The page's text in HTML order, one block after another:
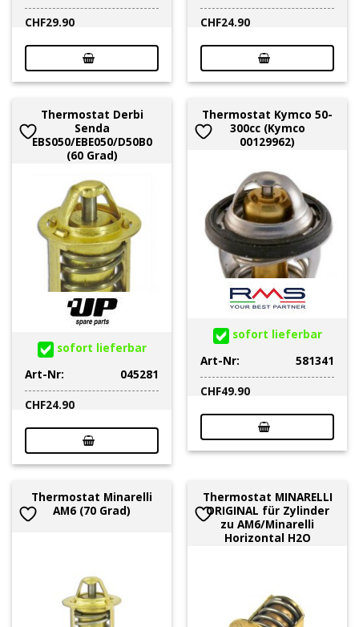
CHF29.90
CHF24.90
Thermostat Derbi
Senda
EBS050/EBE050/D50B0
(60 Grad)
sofort lieferbar
Art-Nr:
045281
CHF24.90
Thermostat Kymco 50-
300cc (Kymco
00129962)
sofort lieferbar
Art-Nr:
581341
CHF49.90
Thermostat Minarelli
AM6 (70 Grad)
Thermostat MINARELLI
ORIGINAL für Zylinder
zu AM6/Minarelli
Horizontal H2O